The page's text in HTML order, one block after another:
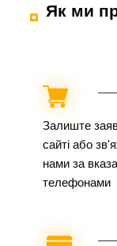
Як ми
Залиште
сайті або
нами за
телефонами